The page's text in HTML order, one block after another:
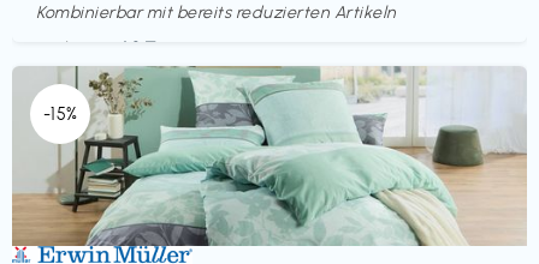
Kombinierbar mit bereits reduzierten Artikeln
Endet in
<60 Tagen
-15%